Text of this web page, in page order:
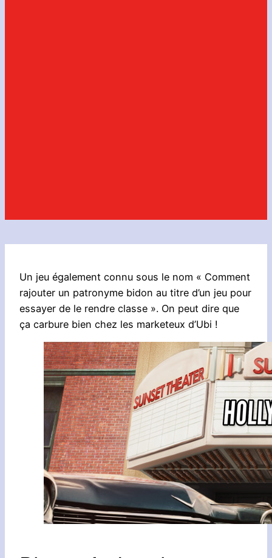
Un jeu également connu sous le nom « Comment
rajouter un patronyme bidon au titre d’un jeu pour
essayer de le rendre classe ». On peut dire que
ça carbure bien chez les marketeux d’Ubi !